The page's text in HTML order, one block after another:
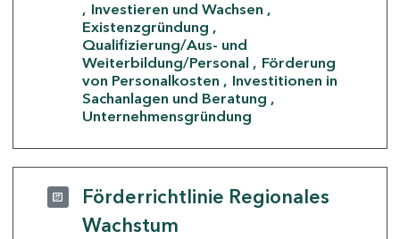
Investieren und Wachsen
Existenzgründung
Qualifizierung/Aus- und
Weiterbildung/Personal
Förderung
von Personalkosten
Investitionen in
Sachanlagen und Beratung
Unternehmensgründung
Förderrichtlinie Regionales
Wachstum